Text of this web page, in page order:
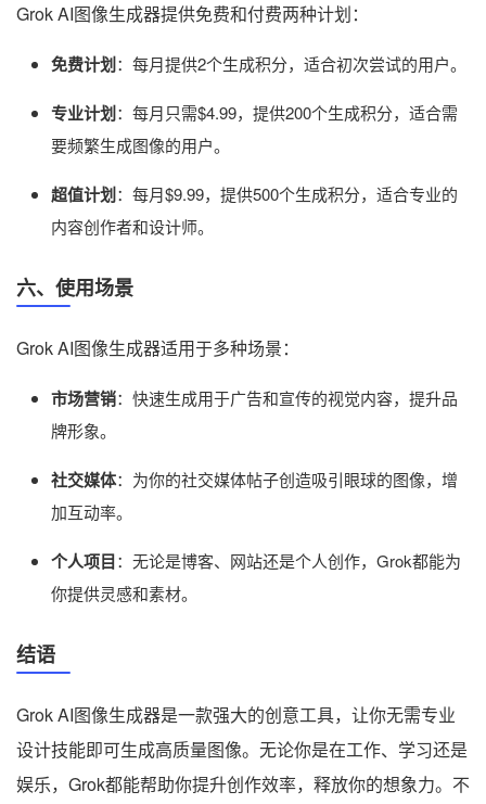
Grok AI图像生成器提供免费和付费两种计划：
免费计划：每月提供2个生成积分，适合初次尝试的用户。
专业计划：每月只需$4.99，提供200个生成积分，适合需
要频繁生成图像的用户。
超值计划：每月$9.99，提供500个生成积分，适合专业的
内容创作者和设计师。
六、使用场景
Grok AI图像生成器适用于多种场景：
市场营销：快速生成用于广告和宣传的视觉内容，提升品
牌形象。
社交媒体：为你的社交媒体帖子创造吸引眼球的图像，增
加互动率。
个人项目：无论是博客、网站还是个人创作，Grok都能为
你提供灵感和素材。
结语
Grok AI图像生成器是一款强大的创意工具，让你无需专业
设计技能即可生成高质量图像。无论你是在工作、学习还是
娱乐，Grok都能帮助你提升创作效率，释放你的想象力。不